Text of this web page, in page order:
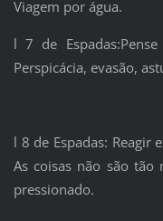
Viagem por água.
l 7 de
Perspicácia, evasão,
l 8 de Espadas: Reagir
As coisas não são tão
pressionado.